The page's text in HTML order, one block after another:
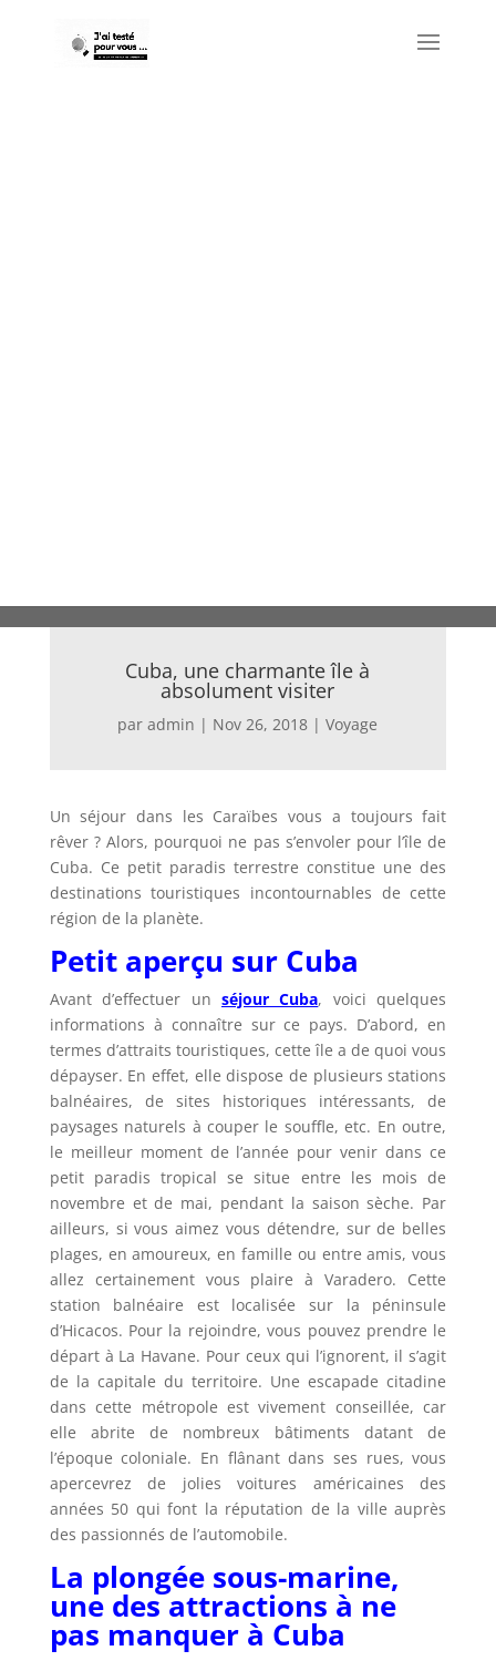
Cuba, une charmante île à
absolument visiter
paradmin | Nov 26, 2018 |Voyage
Un séjour dans les Caraïbes vous a toujours fait
rêver ? Alors, pourquoi ne pas s’envoler pour l’île de
Cuba. Ce petit paradis terrestre constitue une des
destinations touristiques incontournables de cette
région de la planète.
Petit aperçu sur Cuba
Avant d’effectuer un séjour Cuba, voici quelques
informations à connaître sur ce pays. D’abord, en
termes d’attraits touristiques, cette île a de quoi vous
dépayser. En effet, elle dispose de plusieurs stations
balnéaires, de sites historiques intéressants, de
paysages naturels à couper le souffle, etc. En outre,
le meilleur moment de l’année pour venir dans ce
petit paradis tropical se situe entre les mois de
novembre et de mai, pendant la saison sèche. Par
ailleurs, si vous aimez vous détendre, sur de belles
plages, en amoureux, en famille ou entre amis, vous
allez certainement vous plaire à Varadero. Cette
station balnéaire est localisée sur la péninsule
d’Hicacos. Pour la rejoindre, vous pouvez prendre le
départ à La Havane. Pour ceux qui l’ignorent, il s’agit
de la capitale du territoire. Une escapade citadine
dans cette métropole est vivement conseillée, car
elle abrite de nombreux bâtiments datant de
l’époque coloniale. En flânant dans ses rues, vous
apercevrez de jolies voitures américaines des
années 50 qui font la réputation de la ville auprès
des passionnés de l’automobile.
La plongée sous-marine,
une des attractions à ne
pas manquer à Cuba